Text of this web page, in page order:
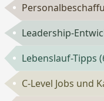
Leadership-
Lebenslauf-Tipps
C-Level Jobs und